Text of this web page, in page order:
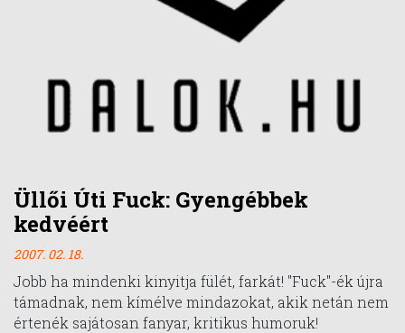
Üllői Úti Fuck: Gyengébbek
kedvéért
2007. 02. 18.
Jobb ha mindenki kinyitja fülét, farkát! "Fuck"-ék újra
támadnak, nem kímélve mindazokat, akik netán nem
értenék sajátosan fanyar, kritikus humoruk!